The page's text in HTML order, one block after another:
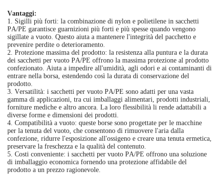
Vantaggi:
1. Sigilli più forti: la combinazione di nylon e polietilene in sacchetti
PA/PE garantisce guarnizioni più forti e più spesse quando vengono
sigillate a vuoto. Questo aiuta a mantenere l'integrità del pacchetto e
prevenire perdite o deterioramento.
2. Protezione massima del prodotto: la resistenza alla puntura e la durata
dei sacchetti per vuoto PA/PE offrono la massima protezione al prodotto
confezionato. Aiuta a impedire all'umidità, agli odori e ai contaminanti di
entrare nella borsa, estendendo così la durata di conservazione del
prodotto.
3. Versatilità: i sacchetti per vuoto PA/PE sono adatti per una vasta
gamma di applicazioni, tra cui imballaggi alimentari, prodotti industriali,
forniture mediche e altro ancora. La loro flessibilità li rende adattabili a
diverse forme e dimensioni dei prodotti.
4. Compatibilità a vuoto: queste borse sono progettate per le macchine
per la tenuta del vuoto, che consentono di rimuovere l'aria dalla
confezione, ridurre l'esposizione all'ossigeno e creare una tenuta ermetica,
preservare la freschezza e la qualità del contenuto.
5. Costi conveniente: i sacchetti per vuoto PA/PE offrono una soluzione
di imballaggio economica fornendo una protezione affidabile del
prodotto a un prezzo ragionevole.